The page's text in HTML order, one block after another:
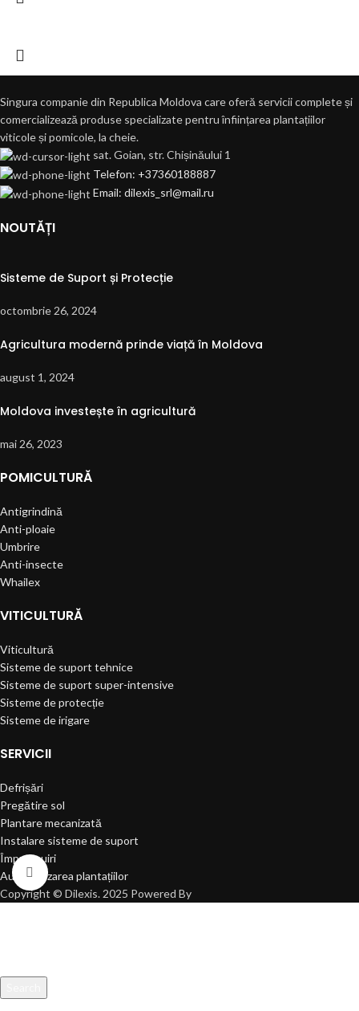
Click to enlarge
Singura companie din Republica Moldova care oferă servicii complete și
comercializează produse specializate pentru înființarea plantațiilor
viticole și pomicole, la cheie.
sat. Goian, str. Chișinăului 1
Telefon: +37360188887
Email: dilexis_srl@mail.ru
NOUTĂȚI
Sisteme de Suport și Protecție
octombrie 26, 2024
Agricultura modernă prinde viață în Moldova
august 1, 2024
Moldova investește în agricultură
mai 26, 2023
POMICULTURĂ
Antigrindină
Anti-ploaie
Umbrire
Anti-insecte
Whailex
VITICULTURĂ
Viticultură
Sisteme de suport tehnice
Sisteme de suport super-intensive
Sisteme de protecție
Sisteme de irigare
SERVICII
Defrișări
Pregătire sol
Plantare mecanizată
Instalare sisteme de suport
Împrejmuiri
Automatizarea plantațiilor
Copyright © Dilexis. 2025 Powered By